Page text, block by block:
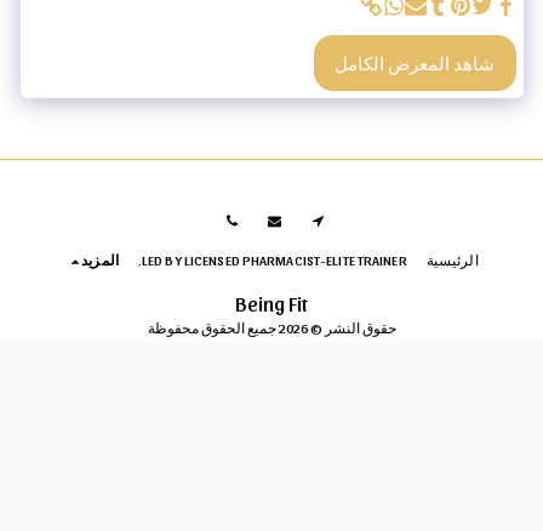
شاهد المعرض الكامل
Being Fit
حقوق النشر © 2026 جميع الحقوق محفوظة
الرئيسية LED BY LICENSED PHARMACIST-ELITE TRAINER. المزيد